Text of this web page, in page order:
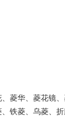
菱华、菱花镜
铁菱、乌菱、